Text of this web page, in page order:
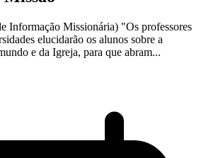
Informação Missionária) "Os professores
elucidarão os alunos sobre a
e da Igreja, para que abram...